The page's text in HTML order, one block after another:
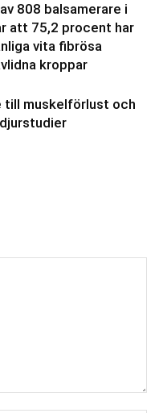
808 balsamerare i
att 75,2 procent har
vita fibrösa
kroppar
till muskelförlust och